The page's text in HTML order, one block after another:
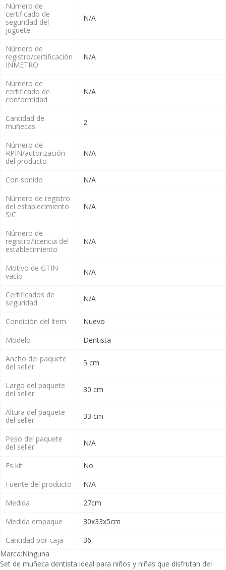
Número de
certificado de
seguridad del
juguete
N/A
Número de
registro/certificación
INMETRO
N/A
Número de
certificado de
conformidad
N/A
Cantidad de
muñecas
2
Número de
RPIN/autorización
del producto
N/A
Con sonido
N/A
Número de registro
del establecimiento
SIC
N/A
Número de
registro/licencia del
establecimiento
N/A
Motivo de GTIN
vacío
N/A
Certificados de
seguridad
N/A
Condición del ítem
Nuevo
Modelo
Dentista
Ancho del paquete
del seller
5 cm
Largo del paquete
del seller
30 cm
Altura del paquete
del seller
33 cm
Peso del paquete
del seller
N/A
Es kit
No
Fuente del producto
N/A
Medida
27cm
Medida empaque
30x33x5cm
Cantidad por caja
36
Marca:Ninguna
Set de muñeca dentista ideal para niños y niñas que disfrutan del